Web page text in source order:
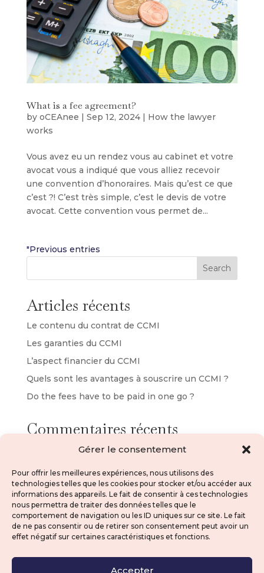
Gérer le consentement
Pour offrir les meilleures expériences, nous utilisons des
technologies telles que les cookies pour stocker et/ou accéder aux
informations des appareils. Le fait de consentir à ces technologies
nous permettra de traiter des données telles que le
comportement de navigation ou les ID uniques sur ce site. Le fait
de ne pas consentir ou de retirer son consentement peut avoir un
effet négatif sur certaines caractéristiques et fonctions.
Accepter
What is a fee agreement?
by oCEAnee | Sep 12, 2024| How the lawyer
works
Vous avez eu un rendez vous au cabinet et votre
avocat vous a indiqué que vous alliez recevoir
une convention d’honoraires. Mais qu’est ce que
c’est ?! C’est très simple, c’est le devis de votre
avocat. Cette convention vous permet de...
"Previous entries
Search
Articles récents
Le contenu du contrat de CCMI
Les garanties du CCMI
L’aspect financier du CCMI
Quels sont les avantages à souscrire un CCMI ?
Do the fees have to be paid in one go ?
Commentaires récents
No comments to show.